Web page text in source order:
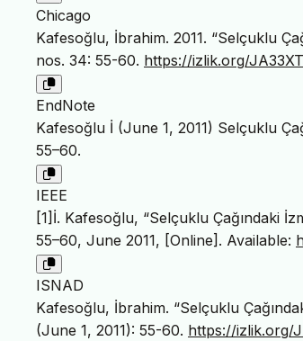
Chicago
Kafesoğlu, İbrahim. 2011. “Selçuklu
nos. 34: 55-60. https://izlik.org/
EndNote
Kafesoğlu İ (June 1, 2011) Selçuklu
55–60.
IEEE
[1]İ. Kafesoğlu, “Selçuklu Çağındaki
55–60, June 2011, [Online]. Available:
ISNAD
Kafesoğlu, İbrahim. “Selçuklu
(June 1, 2011): 55-60. https://izlik.org/